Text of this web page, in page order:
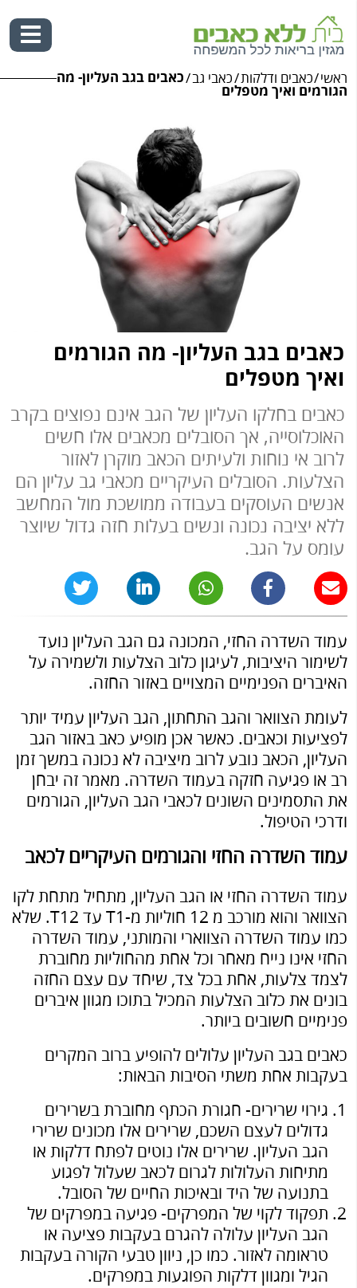
Skip
to
ראשי/כאבים ודלקות/כאבי גב/כאבים בגב העליון- מה
הגורמים ואיך מטפלים
כאבים בגב העליון- מה הגורמים
ואיך מטפלים
כאבים בחלקו העליון של הגב אינם נפוצים בקרב
האוכלוסייה, אך הסובלים מכאבים אלו חשים
לרוב אי נוחות ולעיתים הכאב מוקרן לאזור
הצלעות. הסובלים העיקריים מכאבי גב עליון הם
אנשים העוסקים בעבודה ממושכת מול המחשב
ללא יציבה נכונה ונשים בעלות חזה גדול שיוצר
עומס על הגב.
עמוד השדרה החזי, המכונה גם הגב העליון נועד
לשימור היציבות, לעיגון כלוב הצלעות ולשמירה על
האיברים הפנימיים המצויים באזור החזה.
לעומת הצוואר והגב התחתון, הגב העליון עמיד יותר
לפציעות וכאבים. כאשר אכן מופיע כאב באזור הגב
העליון, הכאב נובע לרוב מיציבה לא נכונה במשך זמן
רב או פגיעה חזקה בעמוד השדרה. מאמר זה יבחן
את התסמינים השונים לכאבי הגב העליון, הגורמים
ודרכי הטיפול.
עמוד השדרה החזי והגורמים העיקריים לכאב
עמוד השדרה החזי או הגב העליון, מתחיל מתחת לקו
הצוואר והוא מורכב מ 12 חוליות מ-T1 עד T12. שלא
כמו עמוד השדרה הצווארי והמותני, עמוד השדרה
החזי אינו נייח מאחר וכל אחת מהחוליות מחוברת
לצמד צלעות, אחת בכל צד, שיחד עם עצם החזה
בונים את כלוב הצלעות המכיל בתוכו מגוון איברים
פנימיים חשובים ביותר.
כאבים בגב העליון עלולים להופיע ברוב המקרים
בעקבות אחת משתי הסיבות הבאות:
גירוי שרירים- חגורת הכתף מחוברת בשרירים
גדולים לעצם השכם, שרירים אלו מכונים שרירי
הגב העליון. שרירים אלו נוטים לפתח דלקות או
מתיחות העלולות לגרום לכאב שעלול לפגוע
בתנועה של היד ובאיכות החיים של הסובל.
תפקוד לקוי של המפרקים- פגיעה במפרקים של
הגב העליון עלולה להגרם בעקבות פציעה או
טראומה לאזור. כמו כן, ניוון טבעי הקורה בעקבות
הגיל ומגוון דלקות הפוגעות במפרקים.